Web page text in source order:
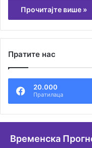
Прочитајте више »
Пратите нас
20.000
Пратилаца
Временска